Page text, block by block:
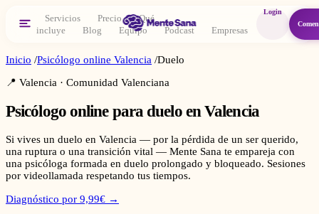
Servicios Precio
Qué
incluye
Blog Equipo Podcast Empresas
Login
Inicio /Psicólogo online Valencia /Duelo
📍 Valencia · Comunidad Valenciana
Psicólogo online para dueloenValencia
Si vives un duelo en Valencia — por la pérdida de un ser querido,
una ruptura o una transición vital — Mente Sana te empareja con
una psicóloga formada en duelo prolongado y bloqueado. Sesiones
por videollamada respetando tus tiempos.
Diagnóstico por 9,99€ →